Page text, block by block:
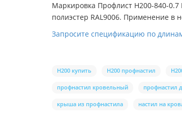
Маркировка Профлист Н200-840-0.7
полиэстер RAL9006. Применение в
Запросите спецификацию по
Н200 купить Н200 профнастил
профнастил кровельный профнастил
крыша из профнастила настил на